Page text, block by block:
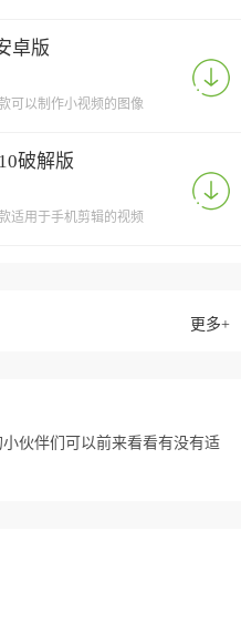
卓版
可以制作小视频的图像
破解版
适用于手机剪辑的视频
更多+
伙伴们可以前来看看有没有适